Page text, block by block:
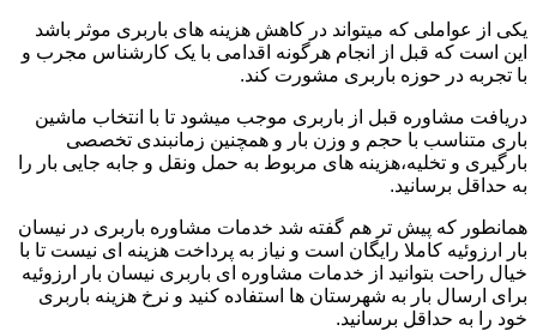
یکی از عواملی که میتواند در کاهش هزینه های باربری موثر باشد
این است که قبل از انجام هرگونه اقدامی با یک کارشناس مجرب و
با تجربه در حوزه باربری مشورت کند.
دریافت مشاوره قبل از باربری موجب میشود تا با انتخاب ماشین
باری متناسب با حجم و وزن بار و همچنین زمانبندی تخصصی
بارگیری و تخلیه،هزینه های مربوط به حمل ونقل و جابه جایی بار را
به حداقل برسانید.
همانطور که پیش تر هم گفته شد خدمات مشاوره باربری در نیسان
بار ارزوئیه کاملا رایگان است و نیاز به پرداخت هزینه ای نیست تا با
خیال راحت بتوانید از خدمات مشاوره ای باربری نیسان بار ارزوئیه
برای ارسال بار به شهرستان ها استفاده کنید و نرخ هزینه باربری
خود را به حداقل برسانید.